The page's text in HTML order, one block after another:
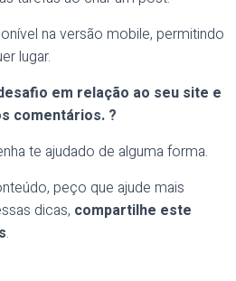
na versão mobile, permitindo
lugar.
em relação ao seu site e
comentários. ?
te ajudado de alguma forma.
peço que ajude mais
dicas, compartilhe este
.